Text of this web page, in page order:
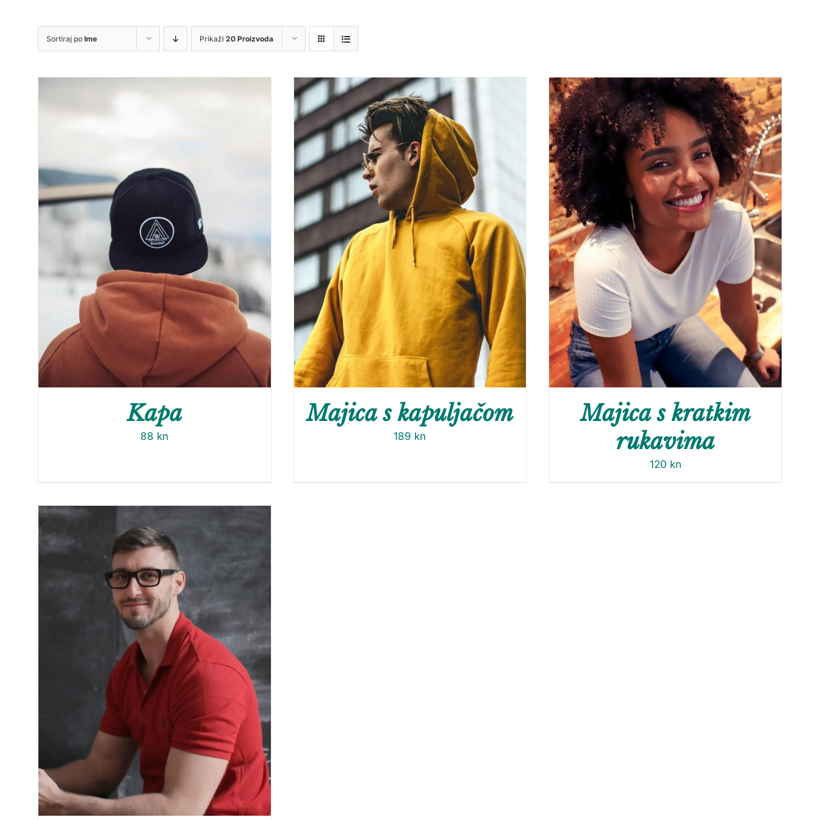
Sortiraj po Ime Prikaži 20 Proizvoda
Kapa
88 kn
Majica s kapuljačom
189 kn
Majica s kratkim
rukavima
120 kn